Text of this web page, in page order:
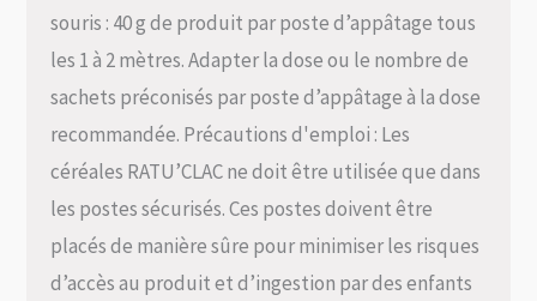
souris : 40 g de produit par poste d’appâtage tous
les 1 à 2 mètres. Adapter la dose ou le nombre de
sachets préconisés par poste d’appâtage à la dose
recommandée. Précautions d'emploi : Les
céréales RATU’CLAC ne doit être utilisée que dans
les postes sécurisés. Ces postes doivent être
placés de manière sûre pour minimiser les risques
d’accès au produit et d’ingestion par des enfants